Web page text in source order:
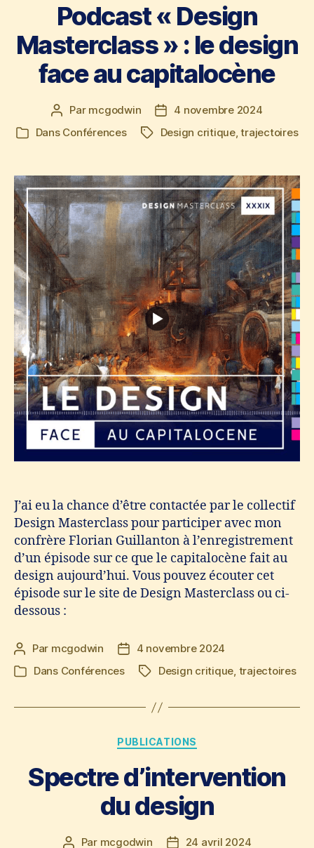
Podcast « Design
Masterclass » : le design
face au capitalocène
Auteur
de
Par mcgodwin
Date
de
l’article
4 novembre 2024
Catégories
Dans Conférences Étiquettes
Design critique,trajectoires
J’ai eu la chance d’être contactée par le collectif
Design Masterclass pour participer avec mon
confrère Florian Guillanton à l’enregistrement
d’un épisode sur ce que le capitalocène fait au
design aujourd’hui. Vous pouvez écouter cet
épisode sur le site de Design Masterclass ou ci-
dessous :
Auteur
de
l’article
Par mcgodwin
Date
l’article
4 novembre 2024
Catégories
Dans Conférences Étiquettes
Design critique, trajectoires
Catégories
PUBLICATIONS
Spectre d’intervention
du design
Auteur
Par mcgodwin Date24 avril 2024